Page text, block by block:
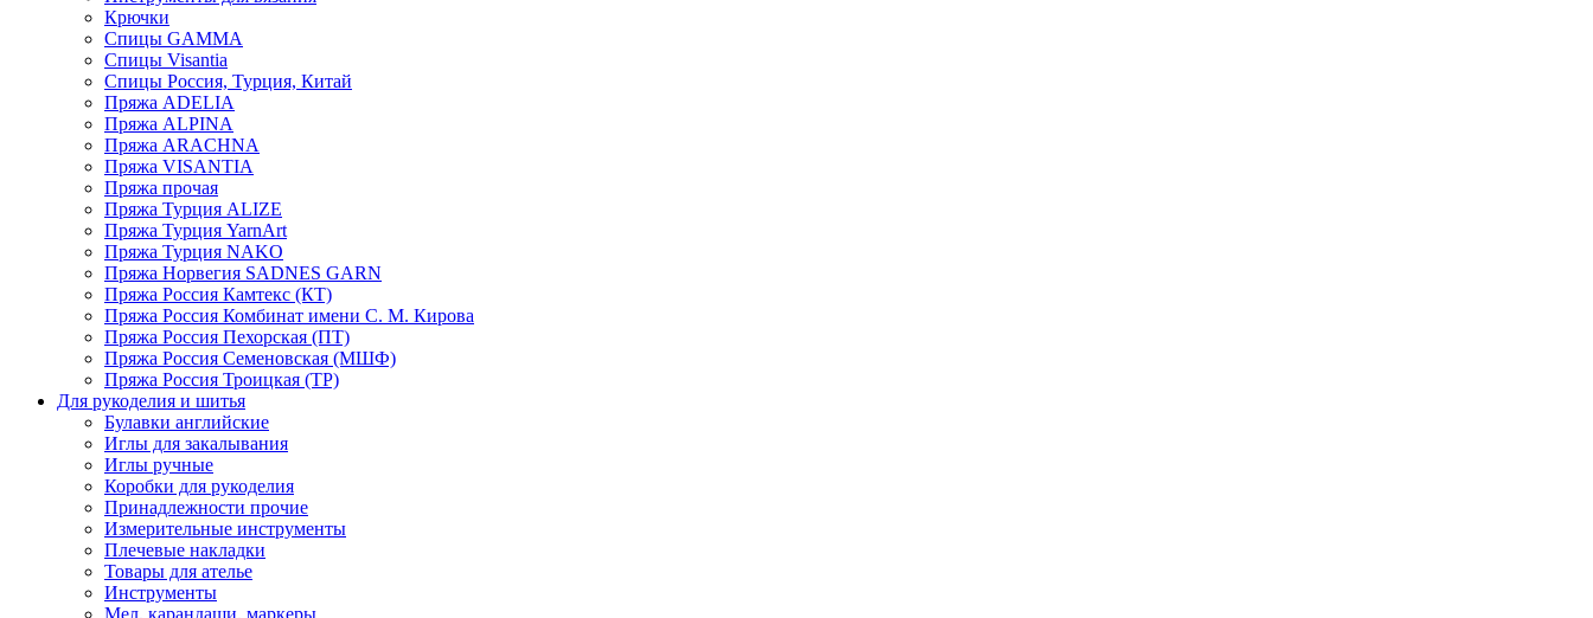
Крючки
Спицы GAMMA
Спицы Visantia
Спицы Россия, Турция, Китай
Пряжа ADELIA
Пряжа ALPINA
Пряжа ARACHNA
Пряжа VISANTIA
Пряжа прочая
Пряжа Турция ALIZE
Пряжа Турция YarnArt
Пряжа Турция NAKO
Пряжа Норвегия SADNES GARN
Пряжа Россия Камтекс (КТ)
Пряжа Россия Комбинат имени С. М. Кирова
Пряжа Россия Пехорская (ПТ)
Пряжа Россия Семеновская (МШФ)
Пряжа Россия Троицкая (ТР)
Для рукоделия и шитья
Булавки английские
Иглы для закалывания
Иглы ручные
Коробки для рукоделия
Принадлежности прочие
Измерительные инструменты
Плечевые накладки
Товары для ателье
Инструменты
Мел, карандаши, маркеры